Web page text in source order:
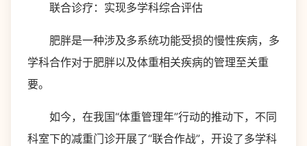
联合诊疗：实现多学科综合评估
肥胖是一种涉及多系统功能受损的慢性疾病，多
学科合作对于肥胖以及体重相关疾病的管理至关重
要。
如今，在我国“体重管理年”行动的推动下，不同
科室下的减重门诊开展了“联合作战”，开设了多学科